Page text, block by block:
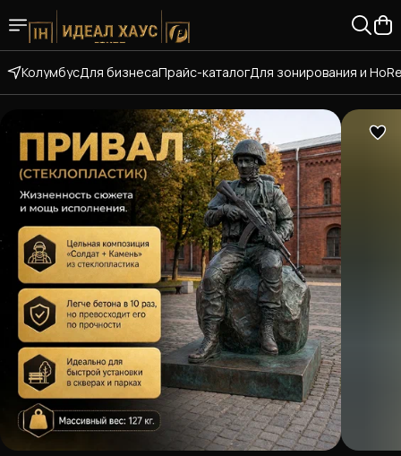
КолумбусДля бизнесаПрайс-каталогДля зонирования и